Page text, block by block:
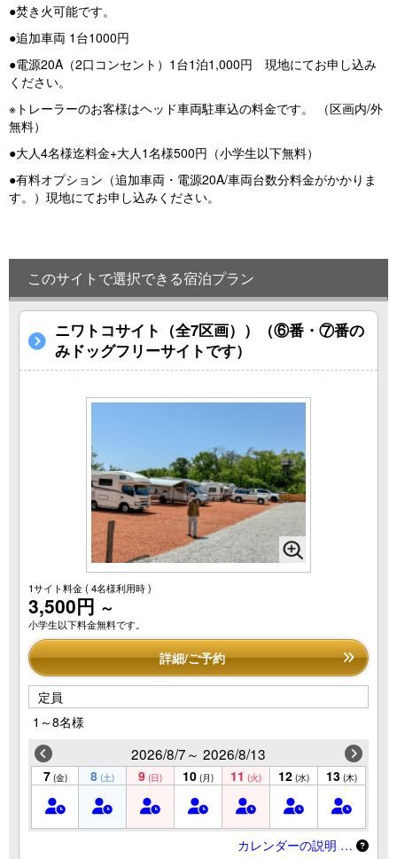
●焚き火可能です。
●追加車両 1台1000円
●電源20A（2口コンセント）1台1泊1,000円 現地にてお申し込み
ください。
※トレーラーのお客様はヘッド車両駐車込の料金です。 （区画内/外
無料）
●大人4名様迄料金+大人1名様500円（小学生以下無料）
●有料オプション（追加車両・電源20A/車両台数分料金がかかりま
す。）現地にてお申し込みください。
このサイトで選択できる宿泊プラン
ニワトコサイト（全7区画））（⑥番・⑦番の
みドッグフリーサイトです）
1サイト料金( 4名様利用時 )
3,500円 ～
小学生以下料金無料です。
詳細/ご予約
定員
1～8名様
2026/8/7～ 2026/8/13
7 (金) 8 (土) 9 (日) 10 (月) 11 (火) 12 (水) 13 (木)
カレンダーの説明 …